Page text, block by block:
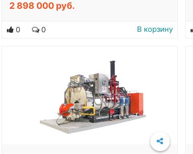
2 898 000 руб.
0 0 В корзину